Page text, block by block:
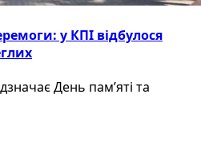
у КПІ відбулося
День пам’яті та